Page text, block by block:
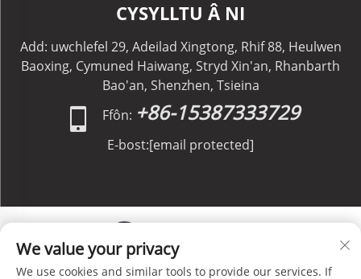
CYSYLLTU Â NI
Add: uwchlefel 29, Adeilad Xingtong, Rhif 88, Heulwen
Baoxing, Cymuned Haiwang, Stryd Xin'an, Rhanbarth
Bao'an, Shenzhen, Tsieina
Ffôn: +86-15387333729
E-bost:[email protected]
We value your privacy
We use cookies and similar tools to provide our services. If